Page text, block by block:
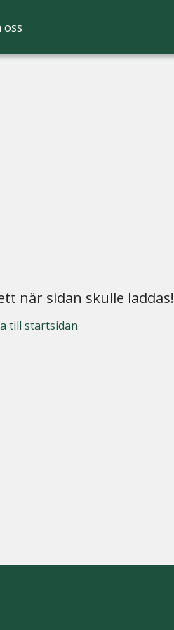
oss
när sidan skulle laddas!
till startsidan